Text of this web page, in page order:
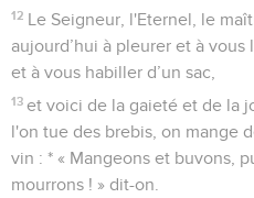
12 Le Seigneur, l'Eternel, le
aujourd’hui à pleurer et à
et à vous habiller d’un sac,
13 et voici de la gaieté et de la
l'on tue des brebis, on mange
vin : * « Mangeons et buvons,
mourrons ! » dit-on.